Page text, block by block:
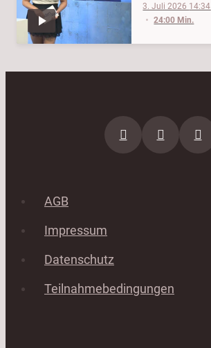
3. Juli 2026 14:34
24:00 Min.
AGB
Impressum
Datenschutz
Teilnahmebedingungen